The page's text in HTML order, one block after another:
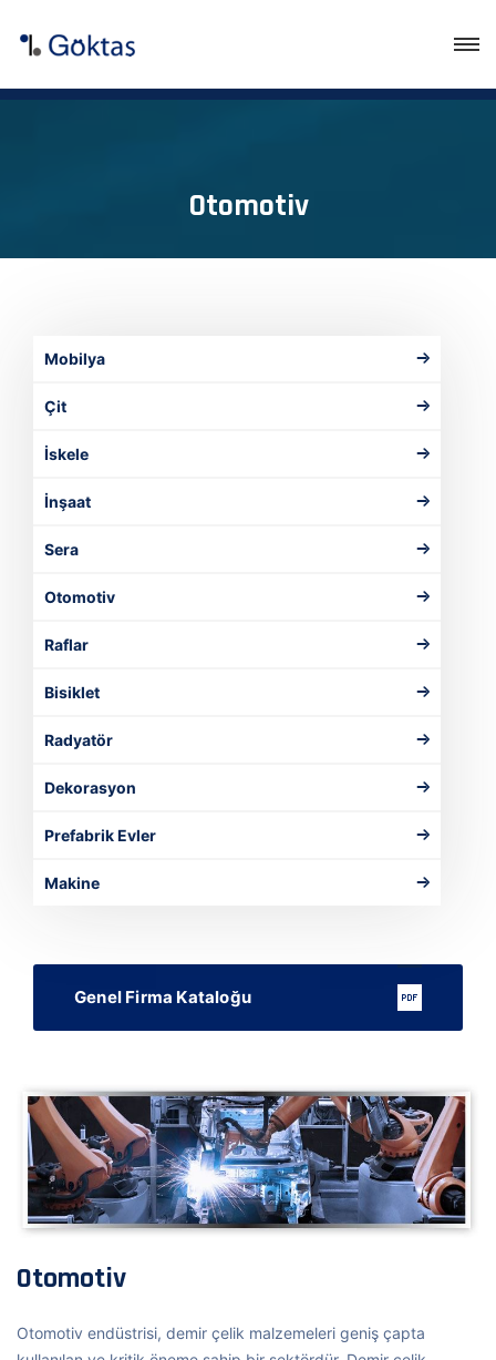
Otomotiv
Mobilya
Çit
İskele
İnşaat
Sera
Otomotiv
Raflar
Bisiklet
Radyatör
Dekorasyon
Prefabrik Evler
Makine
Genel Firma Kataloğu
Otomotiv
Otomotiv endüstrisi, demir çelik malzemeleri geniş çapta